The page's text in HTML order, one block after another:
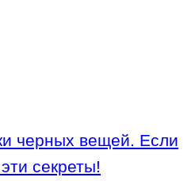
черных вещей. Если
секреты!